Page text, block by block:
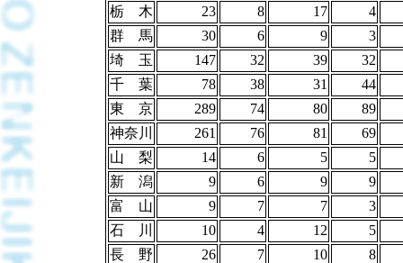
栃 木
23 8 17
4
群 馬
30 6 9
3
埼 玉
147 32 39
32
千 葉
78 38 31
44
東 京
289 74 80
89
神奈川
261 76 81
69
山 梨
14 6 5
5
新 潟
9 6 9
9
富 山
9 7 7
3
石 川
10 4 12
5
長 野
26 7 10
8